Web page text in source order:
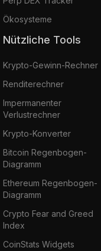
Ökosysteme
Nützliche Tools
Krypto-Gewinn-Rechner
Renditerechner
Impermanenter
Verlustrechner
Krypto-Konverter
Bitcoin Regenbogen-
Diagramm
Ethereum Regenbogen-
Diagramm
Crypto Fear and Greed
Index
CoinStats Widgets